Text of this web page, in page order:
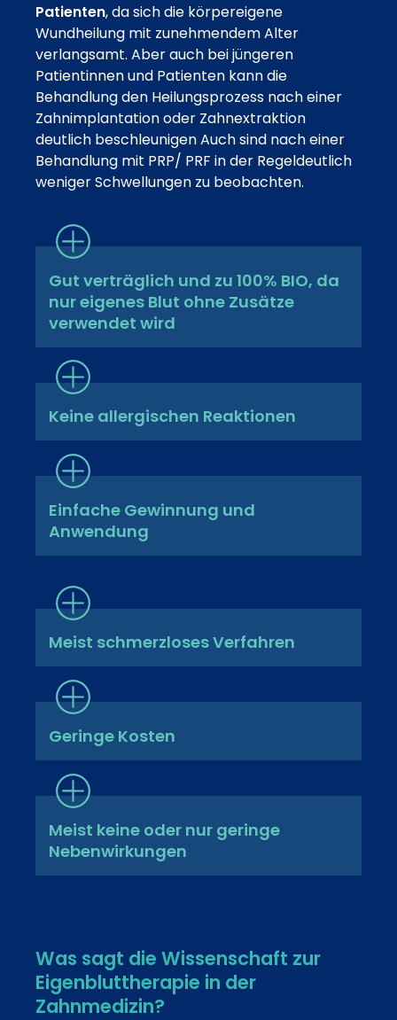
Patienten, da sich die körpereigene
Wundheilung mit zunehmendem Alter
verlangsamt. Aber auch bei jüngeren
Patientinnen und Patienten kann die
Behandlung den Heilungsprozess nach einer
Zahnimplantation oder Zahnextraktion
deutlich beschleunigen Auch sind nach einer
Behandlung mit PRP/ PRF in der Regeldeutlich
weniger Schwellungen zu beobachten.
Gut verträglich und zu 100% BIO, da
nur eigenes Blut ohne Zusätze
verwendet wird
Keine allergischen Reaktionen
Einfache Gewinnung und
Anwendung
Meist schmerzloses Verfahren
Geringe Kosten
Meist keine oder nur geringe
Nebenwirkungen
Was sagt die Wissenschaft zur
Eigenbluttherapie in der
Zahnmedizin?